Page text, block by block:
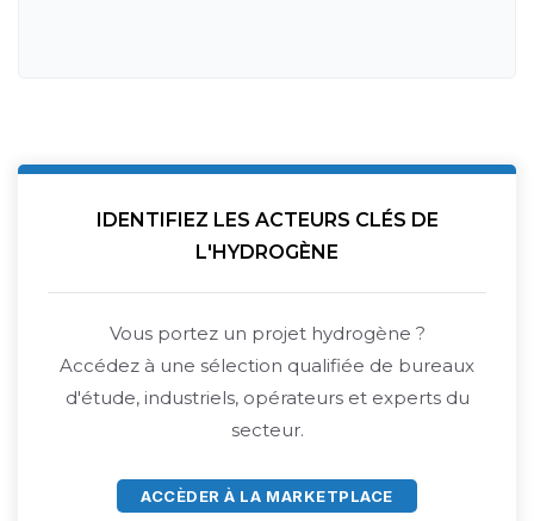
IDENTIFIEZ LES ACTEURS CLÉS DE
L'HYDROGÈNE
Vous portez un projet hydrogène ?
Accédez à une sélection qualifiée de bureaux
d'étude, industriels, opérateurs et experts du
secteur.
ACCÈDER À LA MARKETPLACE